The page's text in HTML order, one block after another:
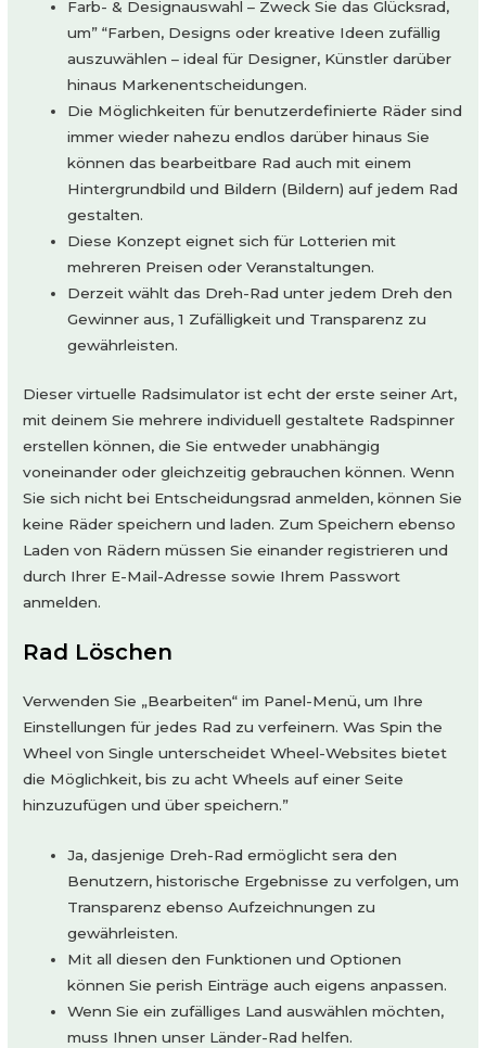
Farb- & Designauswahl – Zweck Sie das Glücksrad,
um” “Farben, Designs oder kreative Ideen zufällig
auszuwählen – ideal für Designer, Künstler darüber
hinaus Markenentscheidungen.
Die Möglichkeiten für benutzerdefinierte Räder sind
immer wieder nahezu endlos darüber hinaus Sie
können das bearbeitbare Rad auch mit einem
Hintergrundbild und Bildern (Bildern) auf jedem Rad
gestalten.
Diese Konzept eignet sich für Lotterien mit
mehreren Preisen oder Veranstaltungen.
Derzeit wählt das Dreh-Rad unter jedem Dreh den
Gewinner aus, 1 Zufälligkeit und Transparenz zu
gewährleisten.
Dieser virtuelle Radsimulator ist echt der erste seiner Art,
mit deinem Sie mehrere individuell gestaltete Radspinner
erstellen können, die Sie entweder unabhängig
voneinander oder gleichzeitig gebrauchen können. Wenn
Sie sich nicht bei Entscheidungsrad anmelden, können Sie
keine Räder speichern und laden. Zum Speichern ebenso
Laden von Rädern müssen Sie einander registrieren und
durch Ihrer E-Mail-Adresse sowie Ihrem Passwort
anmelden.
Rad Löschen
Verwenden Sie „Bearbeiten“ im Panel-Menü, um Ihre
Einstellungen für jedes Rad zu verfeinern. Was Spin the
Wheel von Single unterscheidet Wheel-Websites bietet
die Möglichkeit, bis zu acht Wheels auf einer Seite
hinzuzufügen und über speichern.”
Ja, dasjenige Dreh-Rad ermöglicht sera den
Benutzern, historische Ergebnisse zu verfolgen, um
Transparenz ebenso Aufzeichnungen zu
gewährleisten.
Mit all diesen den Funktionen und Optionen
können Sie perish Einträge auch eigens anpassen.
Wenn Sie ein zufälliges Land auswählen möchten,
muss Ihnen unser Länder-Rad helfen.